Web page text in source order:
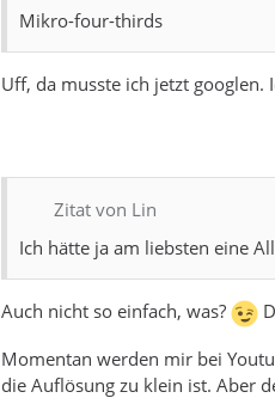
Mikro-four-thirds
Uff, da musste ich jetzt googlen.
Zitat von Lin
Ich hätte ja am liebsten eine
Auch nicht so einfach, was?
Momentan werden mir bei
die Auflösung zu klein ist. Aber